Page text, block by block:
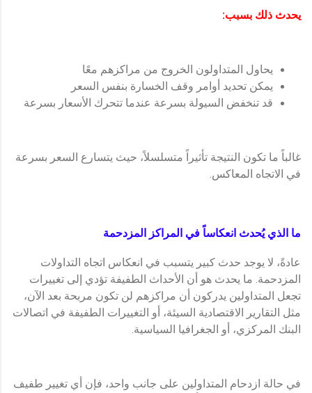
يحدث ذلك بسبب:
يحاول المتداولون الخروج من مراكزهم معًا
يمكن تحديد أوامر وقف الخسارة بنفس السعر
قد تنخفض السيولة بسرعة عندما تتحرك الأسعار بسرعة
غالباً ما تكون النتيجة تأثيراً متسلسلاً، حيث يتسارع السعر بسرعة
في الاتجاه المعاكس.
ما الذي يُحدث انعكاساً في المراكز المزدحمة
عادةً، لا يوجد حدث كبير يتسبب في انعكاس اتجاه التداولات
المزدحمة. ما يحدث هو أن الأحداث الطفيفة تؤدي إلى تغييرات
تجعل المتداولين يدركون أن مراكزهم لن تكون مربحة بعد الآن،
مثل التقارير الاقتصادية السيئة، أو التغييرات الطفيفة في اتصالات
البنك المركزي، أو الجغرافيا السياسية.
في حالة ازدحام المتداولين على جانب واحد، فإن أي تغيير طفيف